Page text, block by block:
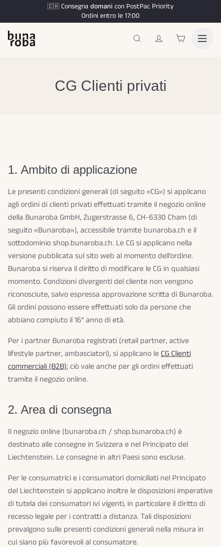
🇨🇭 Consegna domani con PostPac Priority
Ordini entro le 17:00
CG Clienti privati
1. Ambito di applicazione
Le presenti condizioni generali (di seguito «CG») si applicano
agli ordini di clienti privati effettuati tramite il negozio online
della Bunaroba GmbH, Zugerstrasse 6, CH-6330 Cham (di
seguito «Bunaroba»), accessibile tramite bunaroba.ch e il
sottodominio shop.bunaroba.ch. Le CG si applicano nella
versione pubblicata sul sito web al momento dell’ordine.
Bunaroba si riserva il diritto di modificare le CG in qualsiasi
momento. Condizioni divergenti del cliente non vengono
riconosciute, salvo espressa approvazione scritta di Bunaroba.
Gli ordini possono essere effettuati solo da persone che
abbiano compiuto il 16° anno di età.
Per i partner Bunaroba registrati (retail partner, active
lifestyle partner, ambasciatori), si applicano leCG Clienti
commerciali (B2B); ciò vale anche per gli ordini effettuati
tramite il negozio online.
2. Area di consegna
Il negozio online (bunaroba.ch / shop.bunaroba.ch) è
destinato alle consegne in Svizzera e nel Principato del
Liechtenstein. Le consegne in altri Paesi sono escluse.
Per le consumatrici e i consumatori domiciliati nel Principato
del Liechtenstein si applicano inoltre le disposizioni imperative
di tutela dei consumatori ivi vigenti, in particolare il diritto di
recesso legale per i contratti a distanza. Tali disposizioni
prevalgono sulle presenti condizioni generali nella misura in
cui siano più favorevoli al consumatore.